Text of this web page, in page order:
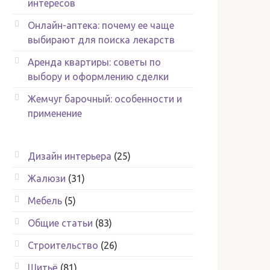
интересов
Онлайн-аптека: почему ее чаще
выбирают для поиска лекарств
Аренда квартиры: советы по
выбору и оформлению сделки
Жемчуг барочный: особенности и
применение
Дизайн интерьера (25)
Жалюзи (31)
Мебель (5)
Общие статьи (83)
Строительство (26)
Шитьё (81)